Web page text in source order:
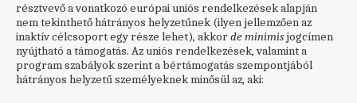
résztvevő a vonatkozó európai uniós rendelkezések alapján
nem tekinthető hátrányos helyzetűnek (ilyen jellemzően az
inaktív célcsoport egy része lehet), akkorde minimisjogcímen
nyújtható a támogatás. Az uniós rendelkezések, valamint a
program szabályok szerint a bértámogatás szempontjából
hátrányos helyzetű személyeknek minősül az, aki: